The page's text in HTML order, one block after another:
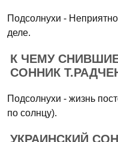
Подсолнухи -
деле.
К ЧЕМУ
СОННИК
Подсолнухи - жизнь
по солнцу).
УКРАИНСКИЙ